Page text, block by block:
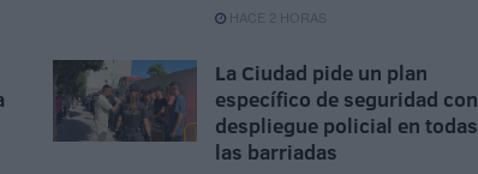
HACE 2 HORAS
La Ciudad pide un plan
específico de seguridad con
despliegue policial en todas
las barriadas